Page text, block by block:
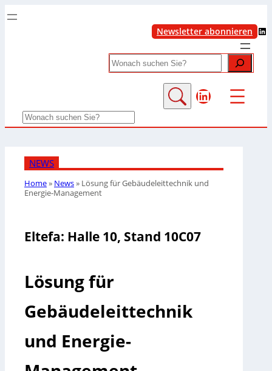
Newsletter abonnieren LinkedIn
Search
LinkedIn
Search
NEWS
Home» News» Lösung für Gebäudeleittechnik und
Energie-Management
Eltefa: Halle 10, Stand 10C07
Lösung für
Gebäudeleittechnik
und Energie-